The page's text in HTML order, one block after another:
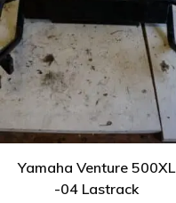
Yamaha Venture 500XL
-04 Lastrack